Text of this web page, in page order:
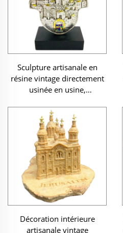
Sculpture artisanale en
résine vintage directement
usinée en usine,
avec revêtement original
coloré de la scène de
Jérusalem, objet judaïque
représentant la main de
Hamsa
Décoration intérieure
artisanale vintage